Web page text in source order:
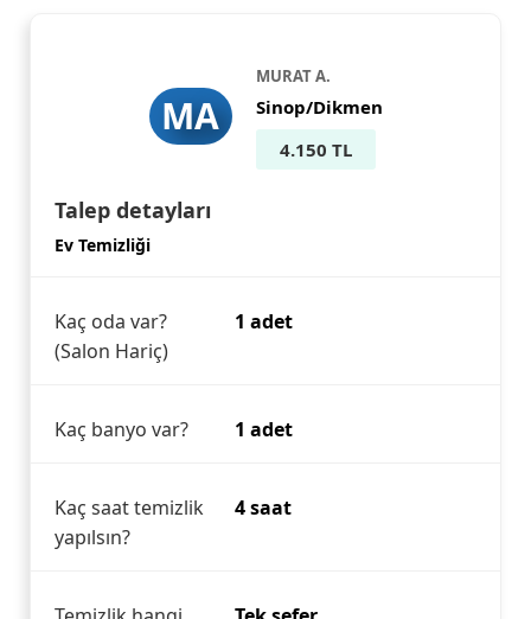
MA
MURAT A.
Sinop/Dikmen
4.150 TL
Talep detayları
Ev Temizliği
Kaç oda var?
(Salon Hariç)
1 adet
Kaç banyo var? 1 adet
Kaç saat temizlik
yapılsın?
4 saat